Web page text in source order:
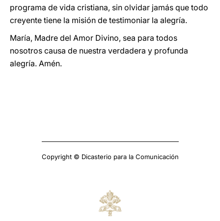
programa de vida cristiana, sin olvidar jamás que todo
creyente tiene la misión de testimoniar la alegría.
María, Madre del Amor Divino, sea para todos
nosotros causa de nuestra verdadera y profunda
alegría. Amén.
Copyright © Dicasterio para la Comunicación